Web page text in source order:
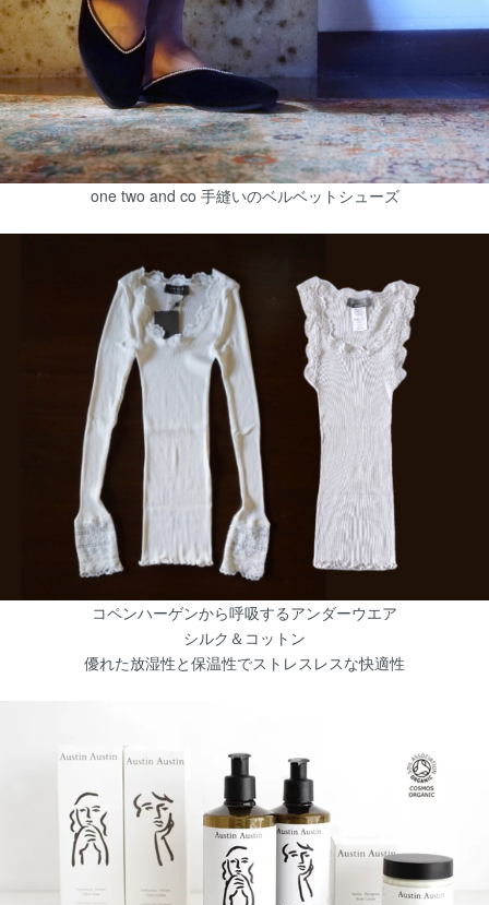
one two and co 手縫いのベルベットシューズ
コペンハーゲンから呼吸するアンダーウエア
シルク＆コットン
優れた放湿性と保温性でストレスレスな快適性